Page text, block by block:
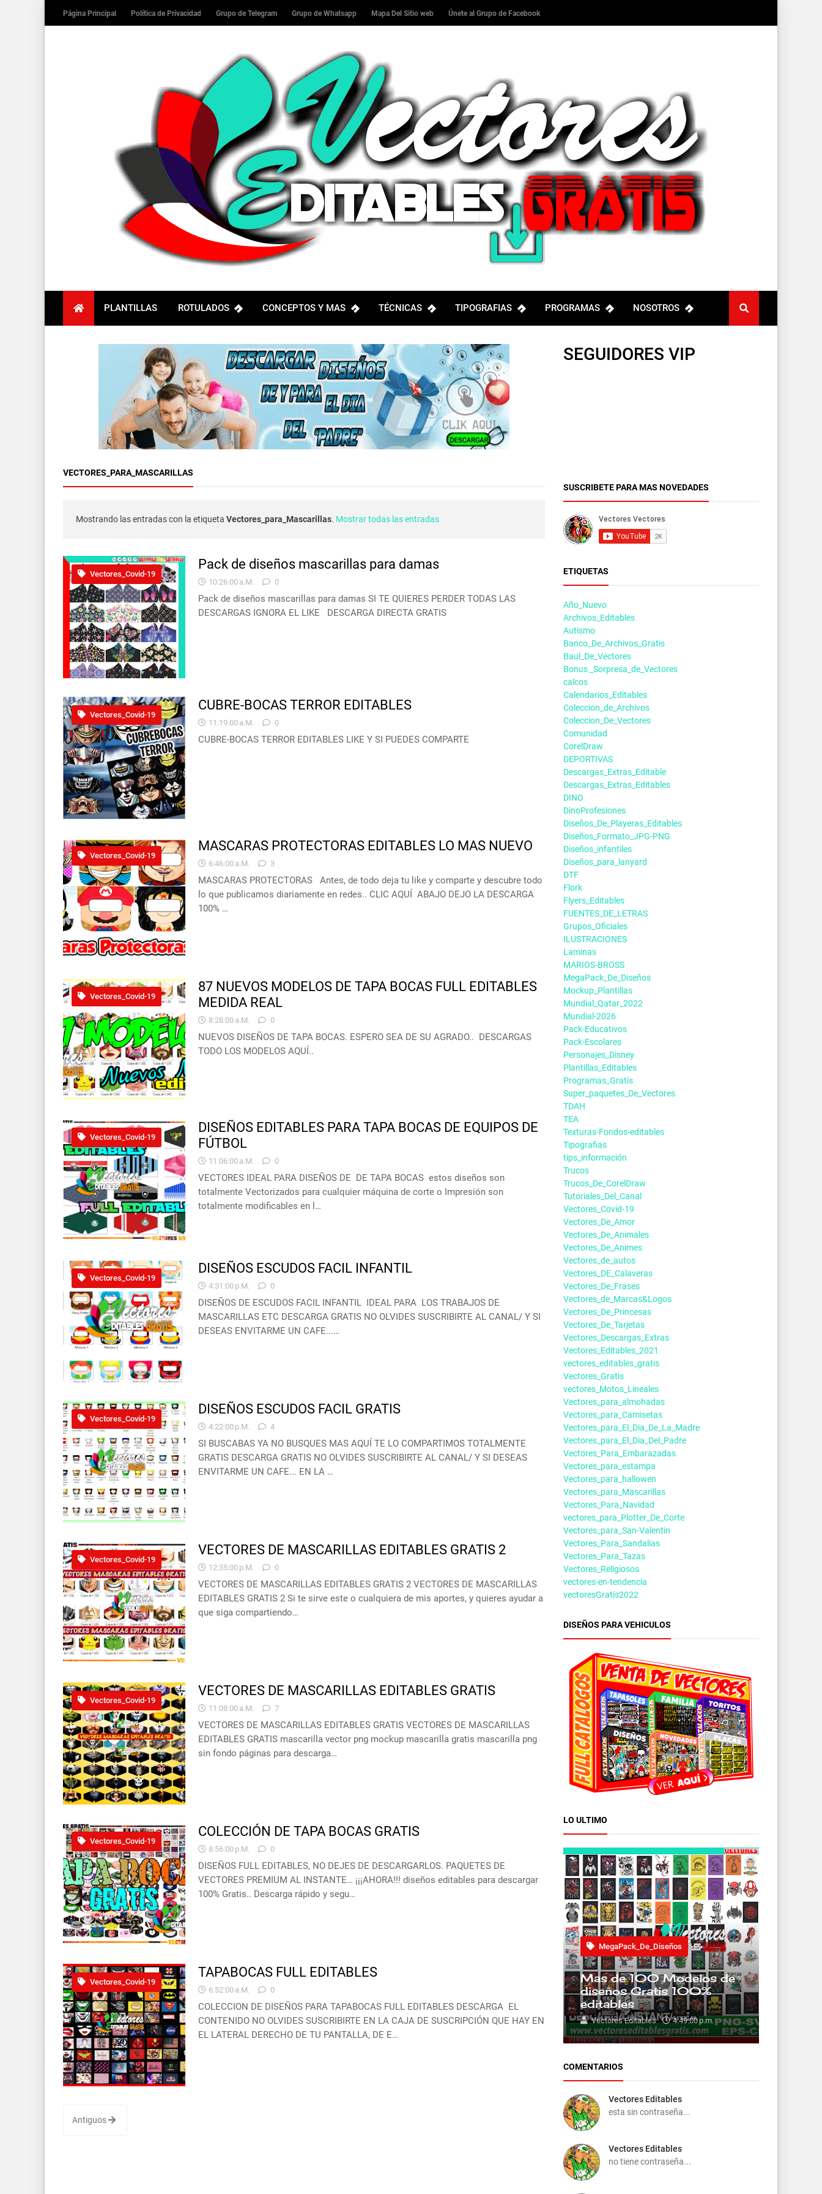
Página Principal Política de Privacidad Grupo de Telegram Grupo de Whatsapp Mapa Del Sitio web Únete al Grupo de Facebook
PLANTILLAS ROTULADOS CONCEPTOS Y MAS TÉCNICAS TIPOGRAFIAS PROGRAMAS NOSOTROS
VECTORES_PARA_MASCARILLAS
Mostrando las entradas con la etiqueta Vectores_para_Mascarillas. Mostrar todas las entradas
Vectores_Covid-19
Pack de diseños mascarillas para damas
10:26:00 A.m. 0
Pack de diseños mascarillas para damas SI TE QUIERES PERDER TODAS LAS
DESCARGAS IGNORA EL LIKE DESCARGA DIRECTA GRATIS
Vectores_Covid-19
CUBRE-BOCAS TERROR EDITABLES
11:19:00 A.m. 0
CUBRE-BOCAS TERROR EDITABLES LIKE Y SI PUEDES COMPARTE
Vectores_Covid-19
MASCARAS PROTECTORAS EDITABLES LO MAS NUEVO
6:46:00 A.m. 3
MASCARAS PROTECTORAS Antes, de todo deja tu like y comparte y descubre todo
lo que publicamos diariamente en redes.. CLIC AQUÍ ABAJO DEJO LA DESCARGA
100% …
Vectores_Covid-19
87 NUEVOS MODELOS DE TAPA BOCAS FULL EDITABLES
MEDIDA REAL
8:28:00 A.m. 0
NUEVOS DISEÑOS DE TAPA BOCAS. ESPERO SEA DE SU AGRADO.. DESCARGAS
TODO LOS MODELOS AQUÍ..
Vectores_Covid-19
DISEÑOS EDITABLES PARA TAPA BOCAS DE EQUIPOS DE
FÚTBOL
11:06:00 A.m. 0
VECTORES IDEAL PARA DISEÑOS DE DE TAPA BOCAS estos diseños son
totalmente Vectorizados para cualquier máquina de corte o Impresión son
totalmente modificables en l…
Vectores_Covid-19
DISEÑOS ESCUDOS FACIL INFANTIL
4:31:00 P.m. 0
DISEÑOS DE ESCUDOS FACIL INFANTIL IDEAL PARA LOS TRABAJOS DE
MASCARILLAS ETC DESCARGA GRATIS NO OLVIDES SUSCRIBIRTE AL CANAL/ Y SI
DESEAS ENVITARME UN CAFE...…
Vectores_Covid-19
DISEÑOS ESCUDOS FACIL GRATIS
4:22:00 P.m. 4
SI BUSCABAS YA NO BUSQUES MAS AQUÍ TE LO COMPARTIMOS TOTALMENTE
GRATIS DESCARGA GRATIS NO OLVIDES SUSCRIBIRTE AL CANAL/ Y SI DESEAS
ENVITARME UN CAFE... EN LA …
Vectores_Covid-19
VECTORES DE MASCARILLAS EDITABLES GRATIS 2
12:35:00 P.m. 0
VECTORES DE MASCARILLAS EDITABLES GRATIS 2 VECTORES DE MASCARILLAS
EDITABLES GRATIS 2 Si te sirve este o cualquiera de mis aportes, y quieres ayudar a
que siga compartiendo…
Vectores_Covid-19
VECTORES DE MASCARILLAS EDITABLES GRATIS
11:08:00 A.m. 7
VECTORES DE MASCARILLAS EDITABLES GRATIS VECTORES DE MASCARILLAS
EDITABLES GRATIS mascarilla vector png mockup mascarilla gratis mascarilla png
sin fondo páginas para descarga…
Vectores_Covid-19
COLECCIÓN DE TAPA BOCAS GRATIS
8:56:00 P.m. 0
DISEÑOS FULL EDITABLES, NO DEJES DE DESCARGARLOS. PAQUETES DE
VECTORES PREMIUM AL INSTANTE… ¡¡¡AHORA!!! diseños editables para descargar
100% Gratis.. Descarga rápido y segu…
Vectores_Covid-19
TAPABOCAS FULL EDITABLES
6:52:00 A.m. 0
COLECCION DE DISEÑOS PARA TAPABOCAS FULL EDITABLES DESCARGA EL
CONTENIDO NO OLVIDES SUSCRIBIRTE EN LA CAJA DE SUSCRIPCIÓN QUE HAY EN
EL LATERAL DERECHO DE TU PANTALLA, DE E…
Antiguos
SEGUIDORES VIP
SUSCRIBETE PARA MAS NOVEDADES
ETIQUETAS
Año_Nuevo
Archivos_Editables
Autismo
Banco_De_Archivos_Gratis
Baul_De_Vectores
Bonus _Sorpresa_de_Vectores
calcos
Calendarios_Editables
Coleccion_de_Archivos
Coleccion_De_Vectores
Comunidad
CorelDraw
DEPORTIVAS
Descargas_Extras_Editable
Descargas_Extras_Editables
DINO
DinoProfesiones
Diseños_De_Playeras_Editables
Diseños_Formato_JPG-PNG
Diseños_infantiles
Diseños_para_lanyard
DTF
Flork
Flyers_Editables
FUENTES_DE_LETRAS
Grupos_Oficiales
ILUSTRACIONES
Laminas
MARIOS-BROSS
MegaPack_De_Diseños
Mockup_Plantillas
Mundial_Qatar_2022
Mundial-2026
Pack-Educativos
Pack-Escolares
Personajes_Disney
Plantillas_Editables
Programas_Gratis
Super_paquetes_De_Vectores
TDAH
TEA
Texturas-Fondos-editables
Tipografias
tips_información
Trucos
Trucos_De_CorelDraw
Tutoriales_Del_Canal
Vectores_Covid-19
Vectores_De_Amor
Vectores_De_Animales
Vectores_De_Animes
Vectores_de_autos
Vectores_DE_Calaveras
Vectores_De_Frases
Vectores_de_Marcas&Logos
Vectores_De_Princesas
Vectores_De_Tarjetas
Vectores_Descargas_Extras
Vectores_Editables_2021
vectores_editables_gratis
Vectores_Gratis
vectores_Motos_Lineales
Vectores_para_almohadas
Vectores_para_Camisetas
Vectores_para_El_Dia_De_La_Madre
Vectores_para_El_Dia_Del_Padre
Vectores_Para_Embarazadas
Vectores_para_estampa
Vectores_para_hallowen
Vectores_para_Mascarillas
Vectores_Para_Navidad
vectores_para_Plotter_De_Corte
Vectores_para_San-Valentin
Vectores_Para_Sandalias
Vectores_Para_Tazas
Vectores_Religiosos
vectores-en-tendencia
vectoresGratis2022
DISEÑOS PARA VEHICULOS
LO ULTIMO
MegaPack_De_Diseños
Mas de 100 Modelos de
diseños Gratis 100%
editables
Vectores Editables 4:49:00 p.m.
COMENTARIOS
Vectores Editables
esta sin contraseña...
Vectores Editables
no tiene contraseña...